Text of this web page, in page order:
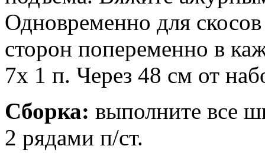
Одновременно для
сторон попеременно в
7x 1 п. Через 48 см от
Сборка: выполните все
2 рядами п/ст.